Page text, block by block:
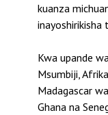
kuanza
inayoshirikisha
Kwa upande
Msumbiji,
Madagascar
Ghana na